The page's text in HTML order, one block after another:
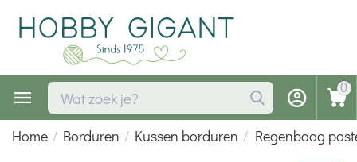
0
Home / Borduren / Kussen borduren / Regenboog